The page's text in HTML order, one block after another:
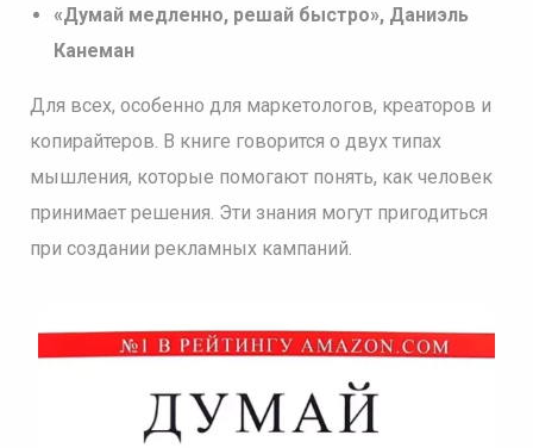
«Думай медленно, решай быстро», Даниэль
Канеман
Для всех, особенно для маркетологов, креаторов и
копирайтеров. В книге говорится о двух типах
мышления, которые помогают понять, как человек
принимает решения. Эти знания могут пригодиться
при создании рекламных кампаний.